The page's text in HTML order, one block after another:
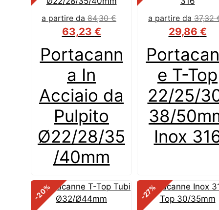
Portacann
a In
Acciaio da
Pulpito
Ø22/28/35
/40mm
a partire da 84,30€
63,23 €
e T-Top
22/25/
38/
Inox
a partire da 37,32
29,86 €
-20
% -27
%